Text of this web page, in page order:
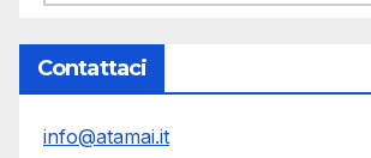
Contattaci
info@atamai.it